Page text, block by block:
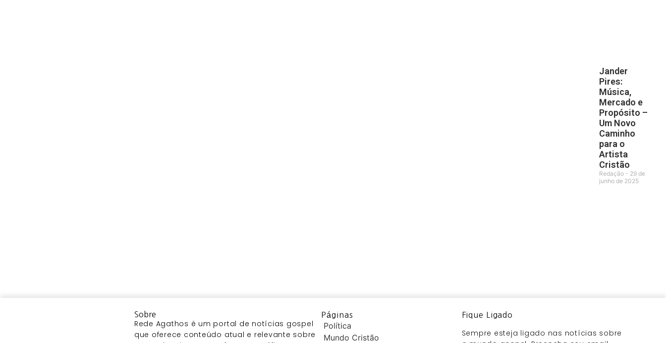
Jander
Pires:
Música,
Mercado e
Propósito –
Um Novo
Caminho
para o
Artista
Cristão
Redação
29 de
junho de 2025
Sobre
Rede Agathos é um portal de notícias gospel
que oferece conteúdo atual e relevante sobre
Páginas
Política
Mundo Cristão
Fique Ligado
Sempre esteja ligado nas notícias sobre